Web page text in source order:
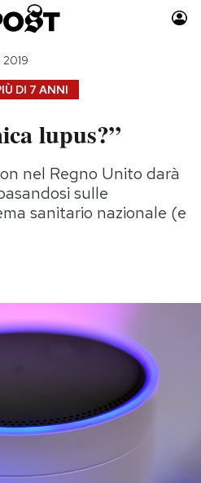
Auto
Moda
Consumismi
Storie/Idee
Altrecose
Mondiali calcio 2026
DI 7 ANNI
2019
lupus?”
nel Regno Unito darà
sulle
sanitario nazionale (e